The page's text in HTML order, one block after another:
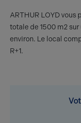
ARTHUR LOYD
totale de 1500 m2
environ. Le local
R+1.